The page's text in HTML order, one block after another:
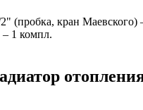
(пробка, кран Маевского)
– 1 компл.